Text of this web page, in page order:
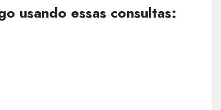
usando essas consultas: